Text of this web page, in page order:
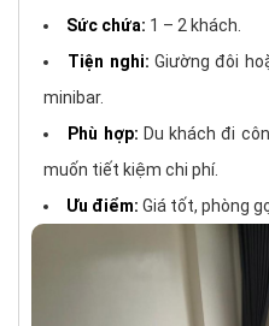
Sức chứa: 1 – 2 khách.
Tiện nghi: Giường đôi
minibar.
Phù hợp: Du khách đi
muốn tiết kiệm chi phí.
Ưu điểm: Giá tốt, phòng